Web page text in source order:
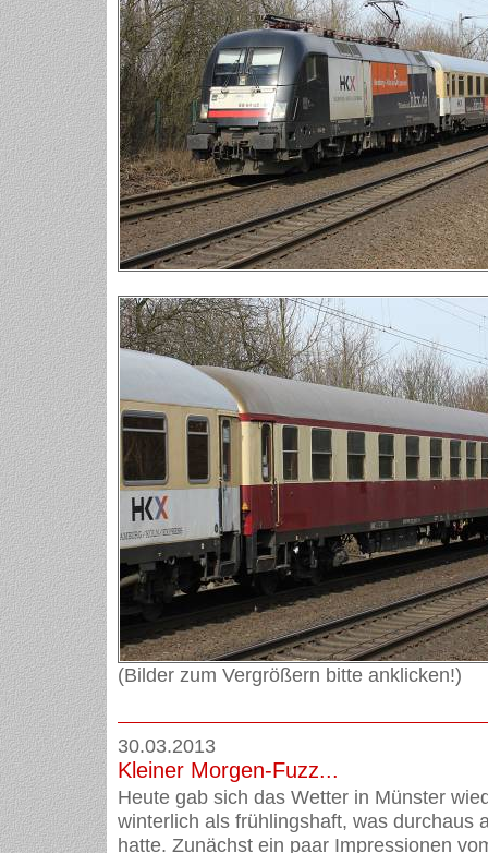
(Bilder zum Vergrößern bitte anklicken!)
30.03.2013
Kleiner Morgen-Fuzz...
Heute gab sich das Wetter in Münster
winterlich als frühlingshaft, was durchaus
hatte. Zunächst ein paar Impressionen